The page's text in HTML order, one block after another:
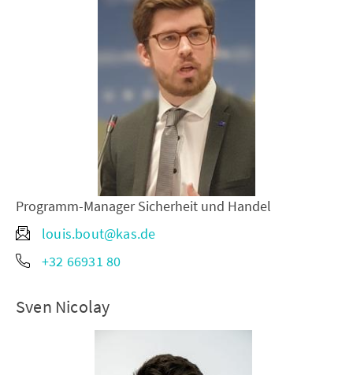
Programm-Manager Sicherheit und Handel
louis.bout@kas.de
+32 66931 80
Sven Nicolay